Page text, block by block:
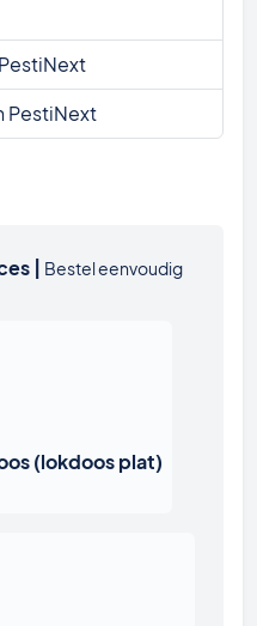
PestiNext
| Bestel eenvoudig
(lokdoos plat)